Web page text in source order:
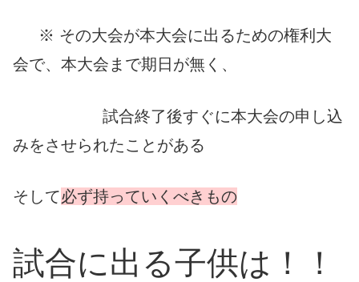
※ その大会が本大会に出るための権利大
会で、本大会まで期日が無く、
試合終了後すぐに本大会の申し込
みをさせられたことがある
そして必ず持っていくべき もの
試合に出る子供は！！